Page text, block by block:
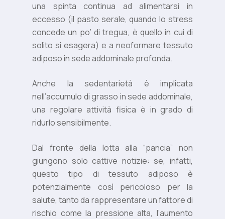
una spinta continua ad alimentarsi in
eccesso (il pasto serale, quando lo stress
concede un po’ di tregua, è quello in cui di
solito si esagera) e a neo­formare tessuto
adiposo in sede addominale profonda.
Anche la sedentarietà è implicata
nell’accumulo di grasso in sede addominale,
una regolare attività fisica è in grado di
ridurlo sensibilmente.
Dal fronte della lotta alla “pancia” non
giungono solo cattive notizie: se, infatti,
questo tipo di tessuto adiposo è
potenzialmente così pericoloso per la
salute, tanto da rappresentare un fattore di
rischio come la pressione alta, l’aumento